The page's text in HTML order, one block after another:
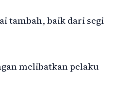
tambah, baik dari segi
melibatkan pelaku